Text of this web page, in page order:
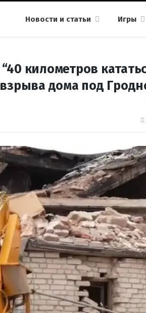
Новости и статьи Игры
“40 километров
взрыва дома под